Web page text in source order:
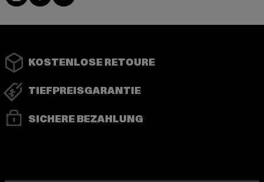
KOSTENLOSE RETOURE
TIEFPREISGARANTIE
SICHERE BEZAHLUNG